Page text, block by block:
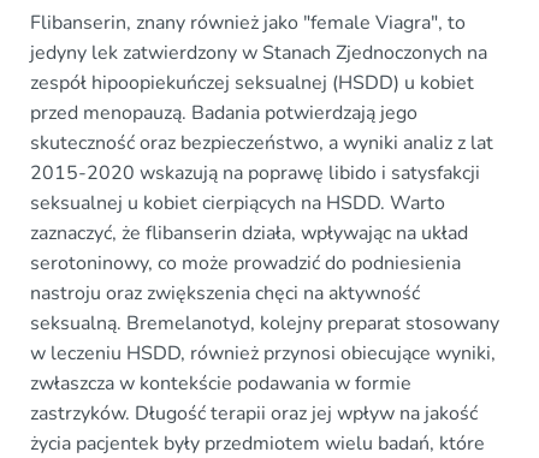
Flibanserin, znany również jako "female Viagra", to
jedyny lek zatwierdzony w Stanach Zjednoczonych na
zespół hipoopiekuńczej seksualnej (HSDD) u kobiet
przed menopauzą. Badania potwierdzają jego
skuteczność oraz bezpieczeństwo, a wyniki analiz z lat
2015-2020 wskazują na poprawę libido i satysfakcji
seksualnej u kobiet cierpiących na HSDD. Warto
zaznaczyć, że flibanserin działa, wpływając na układ
serotoninowy, co może prowadzić do podniesienia
nastroju oraz zwiększenia chęci na aktywność
seksualną. Bremelanotyd, kolejny preparat stosowany
w leczeniu HSDD, również przynosi obiecujące wyniki,
zwłaszcza w kontekście podawania w formie
zastrzyków. Długość terapii oraz jej wpływ na jakość
życia pacjentek były przedmiotem wielu badań, które